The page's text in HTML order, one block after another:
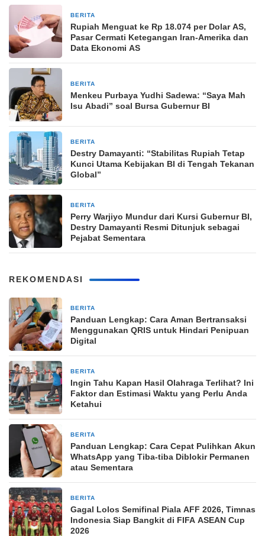
BERITA
Rupiah Menguat ke Rp 18.074 per Dolar AS,
Pasar Cermati Ketegangan Iran-Amerika dan
Data Ekonomi AS
BERITA
Menkeu Purbaya Yudhi Sadewa: “Saya Mah
Isu Abadi” soal Bursa Gubernur BI
BERITA
Destry Damayanti: “Stabilitas Rupiah Tetap
Kunci Utama Kebijakan BI di Tengah Tekanan
Global”
BERITA
Perry Warjiyo Mundur dari Kursi Gubernur BI,
Destry Damayanti Resmi Ditunjuk sebagai
Pejabat Sementara
REKOMENDASI
BERITA
Panduan Lengkap: Cara Aman Bertransaksi
Menggunakan QRIS untuk Hindari Penipuan
Digital
BERITA
Ingin Tahu Kapan Hasil Olahraga Terlihat? Ini
Faktor dan Estimasi Waktu yang Perlu Anda
Ketahui
BERITA
Panduan Lengkap: Cara Cepat Pulihkan Akun
WhatsApp yang Tiba-tiba Diblokir Permanen
atau Sementara
BERITA
Gagal Lolos Semifinal Piala AFF 2026, Timnas
Indonesia Siap Bangkit di FIFA ASEAN Cup
2026